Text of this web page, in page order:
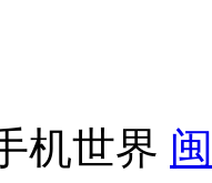
机世界